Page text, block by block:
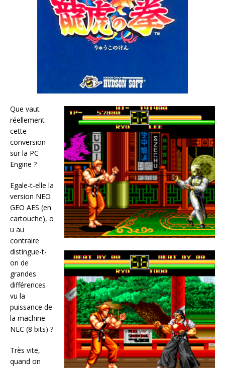
Que vaut
réellement
cette
conversion
sur la PC
Engine ?
Egale-t-elle la
version NEO
GEO AES (en
cartouche), o
u au
contraire
distingue-t-
on de
grandes
différences
vu la
puissance de
la machine
NEC (8 bits) ?
Très vite,
quand on